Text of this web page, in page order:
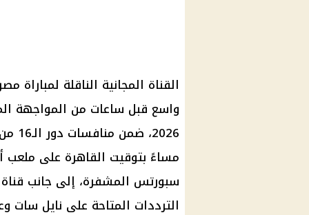
القناة المجانية الناقلة
مساءً بتوقيت القاهرة على ملعب
الترددات المتاحة على نايل